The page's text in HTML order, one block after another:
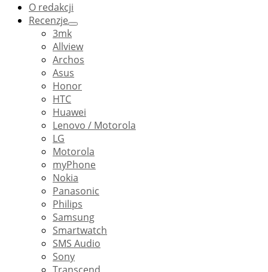
O redakcji
Recenzje
3mk
Allview
Archos
Asus
Honor
HTC
Huawei
Lenovo / Motorola
LG
Motorola
myPhone
Nokia
Panasonic
Philips
Samsung
Smartwatch
SMS Audio
Sony